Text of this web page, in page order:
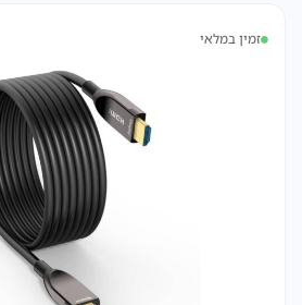
זמין במלאי